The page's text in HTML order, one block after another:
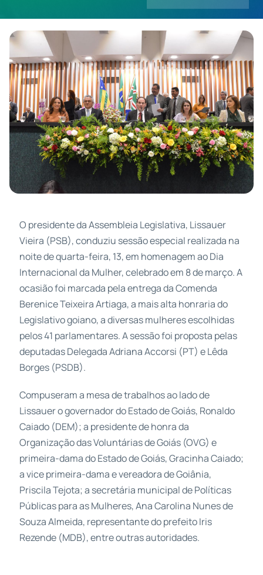
Contatos
O presidente da Assembleia Legislativa, Lissauer
Vieira (PSB), conduziu sessão especial realizada na
noite de quarta-feira, 13, em homenagem ao Dia
Internacional da Mulher, celebrado em 8 de março. A
ocasião foi marcada pela entrega da Comenda
Berenice Teixeira Artiaga, a mais alta honraria do
Legislativo goiano, a diversas mulheres escolhidas
pelos 41 parlamentares. A sessão foi proposta pelas
deputadas Delegada Adriana Accorsi (PT) e Lêda
Borges (PSDB).
Compuseram a mesa de trabalhos ao lado de
Lissauer o governador do Estado de Goiás, Ronaldo
Caiado (DEM); a presidente de honra da
Organização das Voluntárias de Goiás (OVG) e
primeira-dama do Estado de Goiás, Gracinha Caiado;
a vice primeira-dama e vereadora de Goiânia,
Priscila Tejota; a secretária municipal de Políticas
Públicas para as Mulheres, Ana Carolina Nunes de
Souza Almeida, representante do prefeito Iris
Rezende (MDB), entre outras autoridades.